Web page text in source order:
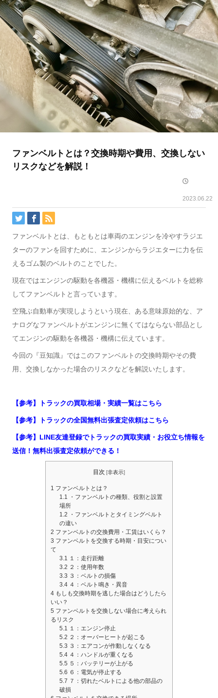
ファンベルトとは？交換時期や費用、交換しない
リスクなどを解説！
2023.06.22
ファンベルトとは、もともとは車両のエンジンを冷やすラジエ
ターのファンを回すために、エンジンからラジエターに力を伝
えるゴム製のベルトのことでした。
現在ではエンジンの駆動を各機器・機構に伝えるベルトを総称
してファンベルトと言っています。
空飛ぶ自動車が実現しようという現在、ある意味原始的な、ア
ナログなファンベルトがエンジンに無くてはならない部品とし
てエンジンの駆動を各機器・機構に伝えています。
今回の『豆知識』ではこのファンベルトの交換時期やその費
用、交換しなかった場合のリスクなどを解説いたします。
【参考】トラックの買取相場・実績一覧はこちら
【参考】トラックの全国無料出張査定依頼はこちら
【参考】LINE友達登録でトラックの買取実績・お役立ち情報を
送信！無料出張査定依頼ができる！
目次 [非表示]
1 ファンベルトとは？
1.1 ・ファンベルトの種類、役割と設置
場所
1.2 ・ファンベルトとタイミングベルト
の違い
2 ファンベルトの交換費用・工賃はいくら？
3 ファンベルトを交換する時期・目安につい
て
3.1 １：走行距離
3.2 ２：使用年数
3.3 ３：ベルトの損傷
3.4 ４：ベルト鳴き・異音
4 もしも交換時期を逃した場合はどうしたら
いい？
5 ファンベルトを交換しない場合に考えられ
るリスク
5.1 １：エンジン停止
5.2 ２：オーバーヒートが起こる
5.3 ３：エアコンが作動しなくなる
5.4 ４：ハンドルが重くなる
5.5 ５：バッテリーが上がる
5.6 ６：電気が停止する
5.7 ７：切れたベルトによる他の部品の
破損